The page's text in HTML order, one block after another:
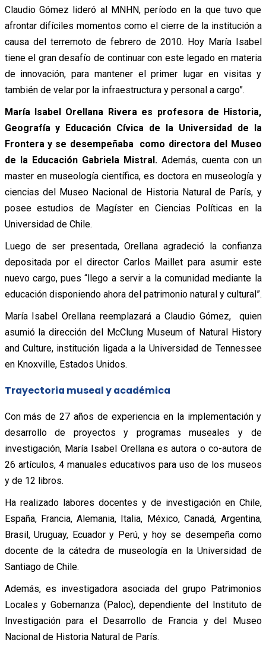
Claudio Gómez lideró al MNHN, período en la que tuvo que
afrontar difíciles momentos como el cierre de la institución a
causa del terremoto de febrero de 2010. Hoy María Isabel
tiene el gran desafío de continuar con este legado en materia
de innovación, para mantener el primer lugar en visitas y
también de velar por la infraestructura y personal a cargo”.
María Isabel Orellana Rivera es profesora de Historia,
Geografía y Educación Cívica de la Universidad de la
Frontera y se desempeñaba como directora del Museo
de la Educación Gabriela Mistral. Además, cuenta con un
master en museología científica, es doctora en museología y
ciencias del Museo Nacional de Historia Natural de París, y
posee estudios de Magíster en Ciencias Políticas en la
Universidad de Chile.
Luego de ser presentada, Orellana agradeció la confianza
depositada por el director Carlos Maillet para asumir este
nuevo cargo, pues “llego a servir a la comunidad mediante la
educación disponiendo ahora del patrimonio natural y cultural”.
María Isabel Orellana reemplazará a Claudio Gómez, quien
asumió la dirección del McClung Museum of Natural History
and Culture, institución ligada a la Universidad de Tennessee
en Knoxville, Estados Unidos.
Trayectoria museal y académica
Con más de 27 años de experiencia en la implementación y
desarrollo de proyectos y programas museales y de
investigación, María Isabel Orellana es autora o co-autora de
26 artículos, 4 manuales educativos para uso de los museos
y de 12 libros.
Ha realizado labores docentes y de investigación en Chile,
España, Francia, Alemania, Italia, México, Canadá, Argentina,
Brasil, Uruguay, Ecuador y Perú, y hoy se desempeña como
docente de la cátedra de museología en la Universidad de
Santiago de Chile.
Además, es investigadora asociada del grupo Patrimonios
Locales y Gobernanza (Paloc), dependiente del Instituto de
Investigación para el Desarrollo de Francia y del Museo
Nacional de Historia Natural de París.